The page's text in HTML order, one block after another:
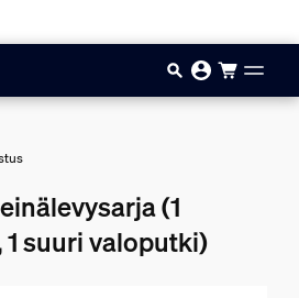
(1
suuri valoputki)